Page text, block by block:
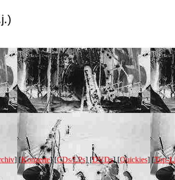
] [Konzerte] [CDs/LPs] [DVDs] [Quickies] [Top-